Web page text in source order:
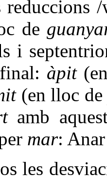
reduccions
de
i
àpit
(en lloc
amb
mar:
les